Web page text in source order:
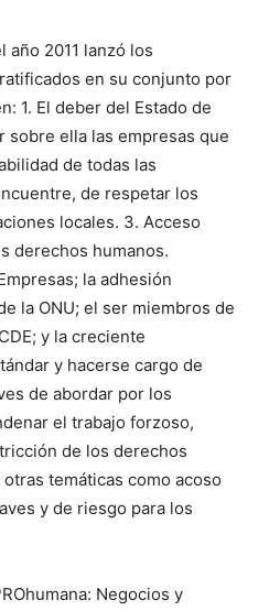
año 2011 lanzó los
en su conjunto por
1. El deber del Estado de
ella las empresas que
de todas las
de respetar los
locales. 3. Acceso
derechos humanos.
la adhesión
la ONU; el ser miembros de
y la creciente
y hacerse cargo de
de abordar por los
el trabajo forzoso,
de los derechos
temáticas como acoso
y de riesgo para los
Negocios y